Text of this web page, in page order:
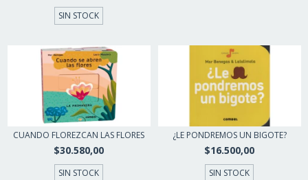
SIN STOCK
CUANDO FLOREZCAN LAS FLORES
$30.580,00
SIN STOCK
¿LE PONDREMOS UN BIGOTE?
$16.500,00
SIN STOCK